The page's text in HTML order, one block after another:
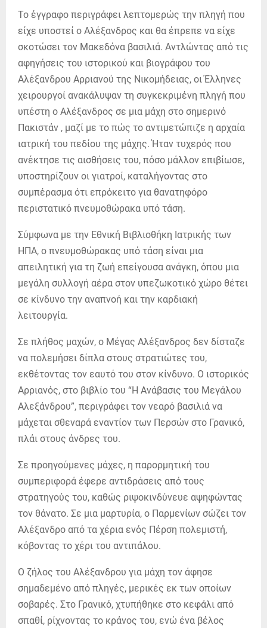
Το έγγραφο περιγράφει λεπτομερώς την πληγή που
είχε υποστεί ο Αλέξανδρος και θα έπρεπε να είχε
σκοτώσει τον Μακεδόνα βασιλιά. Αντλώντας από τις
αφηγήσεις του ιστορικού και βιογράφου του
Αλέξανδρου Αρριανού της Νικομήδειας, οι Έλληνες
χειρουργοί ανακάλυψαν τη συγκεκριμένη πληγή που
υπέστη ο Αλέξανδρος σε μια μάχη στο σημερινό
Πακιστάν , μαζί με το πώς το αντιμετώπιζε η αρχαία
ιατρική του πεδίου της μάχης. Ήταν τυχερός που
ανέκτησε τις αισθήσεις του, πόσο μάλλον επιβίωσε,
υποστηρίζουν οι γιατροί, καταλήγοντας στο
συμπέρασμα ότι επρόκειτο για θανατηφόρο
περιστατικό πνευμοθώρακα υπό τάση.
Σύμφωνα με την Εθνική Βιβλιοθήκη Ιατρικής των
ΗΠΑ, ο πνευμοθώρακας υπό τάση είναι μια
απειλητική για τη ζωή επείγουσα ανάγκη, όπου μια
μεγάλη συλλογή αέρα στον υπεζωκοτικό χώρο θέτει
σε κίνδυνο την αναπνοή και την καρδιακή
λειτουργία.
Σε πλήθος μαχών, ο Μέγας Αλέξανδρος δεν δίσταζε
να πολεμήσει δίπλα στους στρατιώτες του,
εκθέτοντας τον εαυτό του στον κίνδυνο. Ο ιστορικός
Αρριανός, στο βιβλίο του “Η Ανάβασις του Μεγάλου
Αλεξάνδρου”, περιγράφει τον νεαρό βασιλιά να
μάχεται σθεναρά εναντίον των Περσών στο Γρανικό,
πλάι στους άνδρες του.
Σε προηγούμενες μάχες, η παρορμητική του
συμπεριφορά έφερε αντιδράσεις από τους
στρατηγούς του, καθώς ριψοκινδύνευε αψηφώντας
τον θάνατο. Σε μια μαρτυρία, ο Παρμενίων σώζει τον
Αλέξανδρο από τα χέρια ενός Πέρση πολεμιστή,
κόβοντας το χέρι του αντιπάλου.
Ο ζήλος του Αλέξανδρου για μάχη τον άφησε
σημαδεμένο από πληγές, μερικές εκ των οποίων
σοβαρές. Στο Γρανικό, χτυπήθηκε στο κεφάλι από
σπαθί, ρίχνοντας το κράνος του, ενώ ένα βέλος